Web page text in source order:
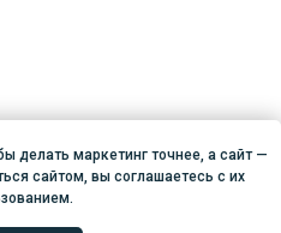
делать маркетинг точнее, а сайт —
сайтом, вы соглашаетесь с их